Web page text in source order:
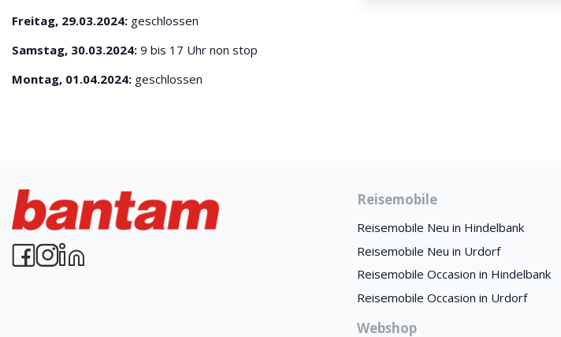
Freitag, 29.03.2024: geschlossen
Samstag, 30.03.2024: 9 bis 17 Uhr non stop
Montag, 01.04.2024: geschlossen
Reisemobile
Reisemobile Neu in Hindelbank
Reisemobile Neu in Urdorf
Reisemobile Occasion in Hindelbank
Reisemobile Occasion in Urdorf
Webshop